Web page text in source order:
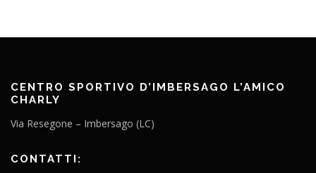
CENTRO SPORTIVO D’IMBERSAGO L’AMICO
CHARLY
Via Resegone – Imbersago (LC)
CONTATTI: